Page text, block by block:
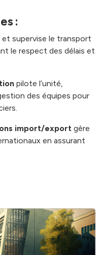
:
et supervise le transport
le respect des délais et
pilote l’unité,
des équipes pour
.
import/export gère
en assurant